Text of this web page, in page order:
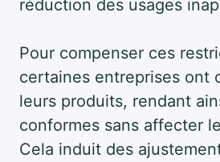
réduction des usages
Pour compenser ces
certaines entreprises ont
leurs produits, rendant
conformes sans affecter
Cela induit des